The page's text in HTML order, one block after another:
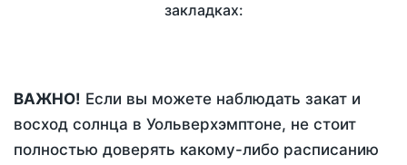
закладках:
ВАЖНО! Если вы можете наблюдать закат и
восход солнца в Уольверхэмптоне, не стоит
полностью доверять какому-либо расписанию